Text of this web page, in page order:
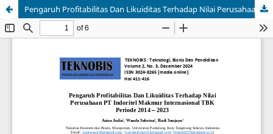
Pengaruh Profitabilitas Dan Likuiditas Terhadap Nilai Perusahaan PT Indoritel Makmur Internasional TBK Periode 2014 – 2023